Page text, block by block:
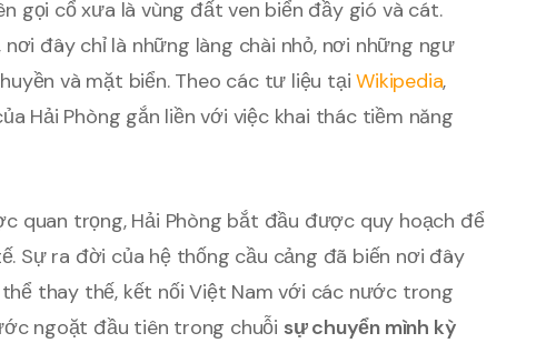
gọi cổ xưa là vùng đất ven biển đầy gió và cát.
đây chỉ là những làng chài nhỏ, nơi những ngư
và mặt biển. Theo các tư liệu tạiWikipedia,
Hải Phòng gắn liền với việc khai thác tiềm năng
quan trọng, Hải Phòng bắt đầu được quy hoạch để
Sự ra đời của hệ thống cầu cảng đã biến nơi đây
thay thế, kết nối Việt Nam với các nước trong
ngoặt đầu tiên trong chuỗi sự chuyển mình kỳ